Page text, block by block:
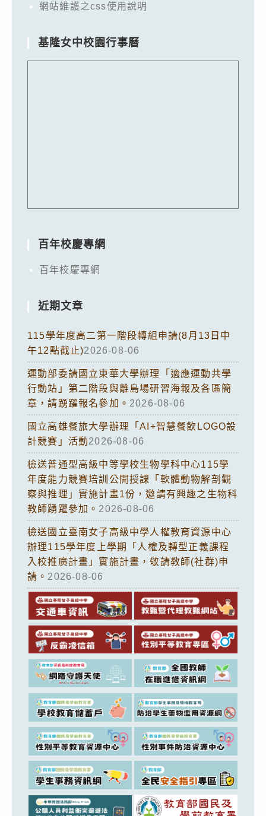
網站維護之css使用說明
基隆女中校園行事曆
百年校慶專網
百年校慶專網
近期文章
115學年度高二第一階段轉組申請(8月13日中
午12點截止)2026-08-06
運動部委請國立東華大學辦理「適應運動共學
行動站」第二階段與離島場研習海報及各區簡
章，請踴躍報名參加。 2026-08-06
國立高雄餐旅大學辦理「AI+智慧餐飲LOGO設
計競賽」活動2026-08-06
檢送普通型高級中等學校生物學科中心115學
年度能力競賽培訓公開授課「軟體動物解剖觀
察與推理」實施計畫1份，邀請有興趣之生物科
教師踴躍參加。 2026-08-06
檢送國立臺南女子高級中學人權教育資源中心
辦理115學年度上學期「人權及轉型正義課程
入校推廣計畫」實施計畫，敬請教師(社群)申
請。 2026-08-06